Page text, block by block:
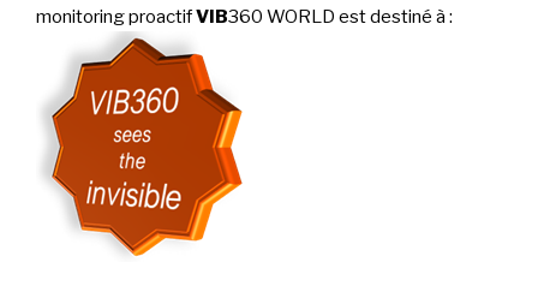
monitoring proactifVIB360 WORLD est destiné à :